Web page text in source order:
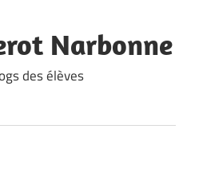
Narbonne
des élèves